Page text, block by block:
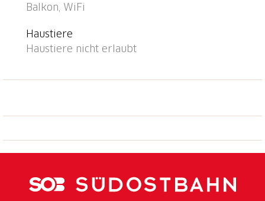
Balkon, WiFi
Haustiere
Haustiere nicht erlaubt